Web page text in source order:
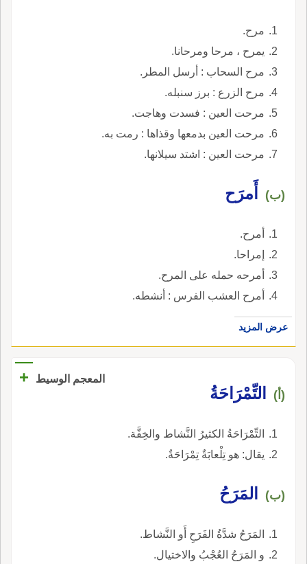
مرح.
يمرح ، مرحا ومرحانا.
مرح السحاب : أرسل المطر.
مرح الزرع : برز سنبله.
مرحت العين : فسدت وهاجت.
مرحت العين بدمعها وقذاها : رمت به.
مرحت العين : اشتد سيلانها.
(ب) أَمرَح
أمرح.
إمراحا.
أمرحه حمله على المرح.
أمرح العشب الفرس : أنشطه.
عرض المزيد
المعجم الوسيط +
(أ) التِّمْرَاحَةُ
التِّمْرَاحَةُ الكثيرُ النَّشاط والخِفَّة.
يقال: هو تِلْعابَةٌ تِمْرَاحَةٌ.
(ب) المَرَحُ
المَرَحُ شدَّةُ الفَرَحِ أَو النَّشاط.
و المَرَحُ العُجْبُ والاختيال.